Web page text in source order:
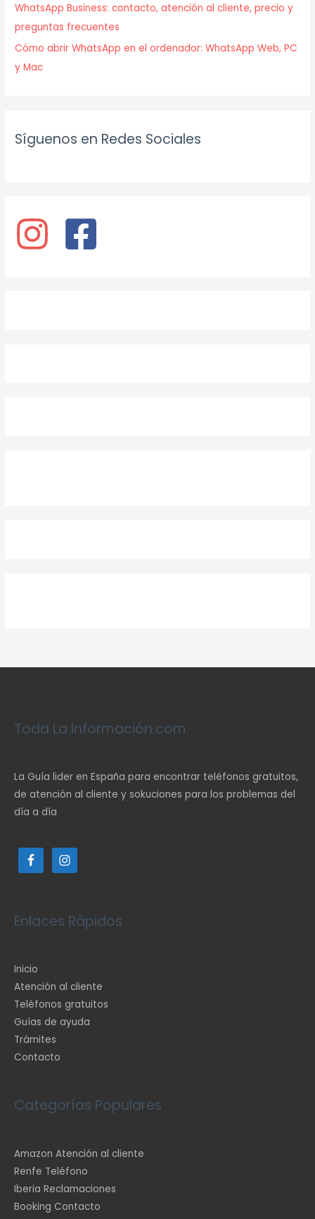
WhatsApp Business: contacto, atención al cliente, precio y
preguntas frecuentes
Cómo abrir WhatsApp en el ordenador: WhatsApp Web, PC
y Mac
Síguenos en Redes Sociales
Toda La Información.com
La Guía lider en España para encontrar teléfonos gratuitos,
de atención al cliente y sokuciones para los problemas del
día a día
Enlaces Rápidos
Inicio
Atención al cliente
Teléfonos gratuitos
Guías de ayuda
Trámites
Contacto
Categorías Populares
Amazon Atención al cliente
Renfe Teléfono
Iberia Reclamaciones
Booking Contacto